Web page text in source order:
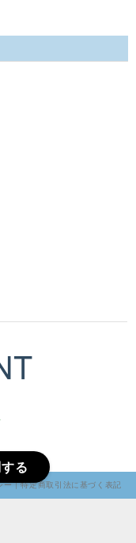
ー|特定商取引法に基づく表記
る